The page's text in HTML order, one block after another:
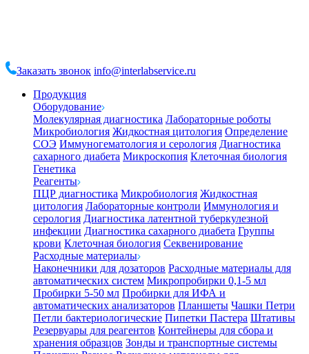
Заказать звонок info@interlabservice.ru
Продукция
Оборудование
Молекулярная диагностика Лабораторные роботы
Микробиология Жидкостная цитология Определение
СОЭ Иммуногематология и серология Диагностика
сахарного диабета Микроскопия Клеточная биология
Генетика
Реагенты
ПЦР диагностика Микробиология Жидкостная
цитология Лабораторные контроли Иммунология и
серология Диагностика латентной туберкулезной
инфекции Диагностика сахарного диабета Группы
крови Клеточная биология Секвенирование
Расходные материалы
Наконечники для дозаторов Расходные материалы для
автоматических систем Микропробирки 0,1-5 мл
Пробирки 5-50 мл Пробирки для ИФА и
автоматических анализаторов Планшеты Чашки Петри
Петли бактериологические Пипетки Пастера Штативы
Резервуары для реагентов Контейнеры для сбора и
хранения образцов Зонды и транспортные системы